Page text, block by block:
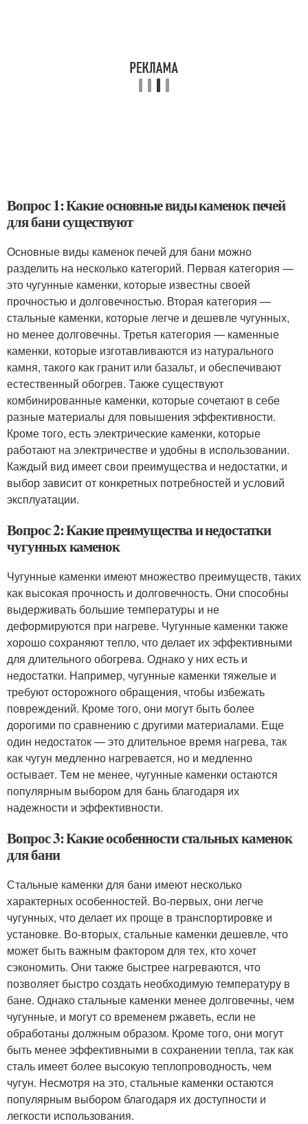
Вопрос 1: Какие основные виды каменок печей
для бани существуют
Основные виды каменок печей для бани можно
разделить на несколько категорий. Первая категория —
это чугунные каменки, которые известны своей
прочностью и долговечностью. Вторая категория —
стальные каменки, которые легче и дешевле чугунных,
но менее долговечны. Третья категория — каменные
каменки, которые изготавливаются из натурального
камня, такого как гранит или базальт, и обеспечивают
естественный обогрев. Также существуют
комбинированные каменки, которые сочетают в себе
разные материалы для повышения эффективности.
Кроме того, есть электрические каменки, которые
работают на электричестве и удобны в использовании.
Каждый вид имеет свои преимущества и недостатки, и
выбор зависит от конкретных потребностей и условий
эксплуатации.
Вопрос 2: Какие преимущества и недостатки
чугунных каменок
Чугунные каменки имеют множество преимуществ, таких
как высокая прочность и долговечность. Они способны
выдерживать большие температуры и не
деформируются при нагреве. Чугунные каменки также
хорошо сохраняют тепло, что делает их эффективными
для длительного обогрева. Однако у них есть и
недостатки. Например, чугунные каменки тяжелые и
требуют осторожного обращения, чтобы избежать
повреждений. Кроме того, они могут быть более
дорогими по сравнению с другими материалами. Еще
один недостаток — это длительное время нагрева, так
как чугун медленно нагревается, но и медленно
остывает. Тем не менее, чугунные каменки остаются
популярным выбором для бань благодаря их
надежности и эффективности.
Вопрос 3: Какие особенности стальных каменок
для бани
Стальные каменки для бани имеют несколько
характерных особенностей. Во-первых, они легче
чугунных, что делает их проще в транспортировке и
установке. Во-вторых, стальные каменки дешевле, что
может быть важным фактором для тех, кто хочет
сэкономить. Они также быстрее нагреваются, что
позволяет быстро создать необходимую температуру в
бане. Однако стальные каменки менее долговечны, чем
чугунные, и могут со временем ржаветь, если не
обработаны должным образом. Кроме того, они могут
быть менее эффективными в сохранении тепла, так как
сталь имеет более высокую теплопроводность, чем
чугун. Несмотря на это, стальные каменки остаются
популярным выбором благодаря их доступности и
легкости использования.